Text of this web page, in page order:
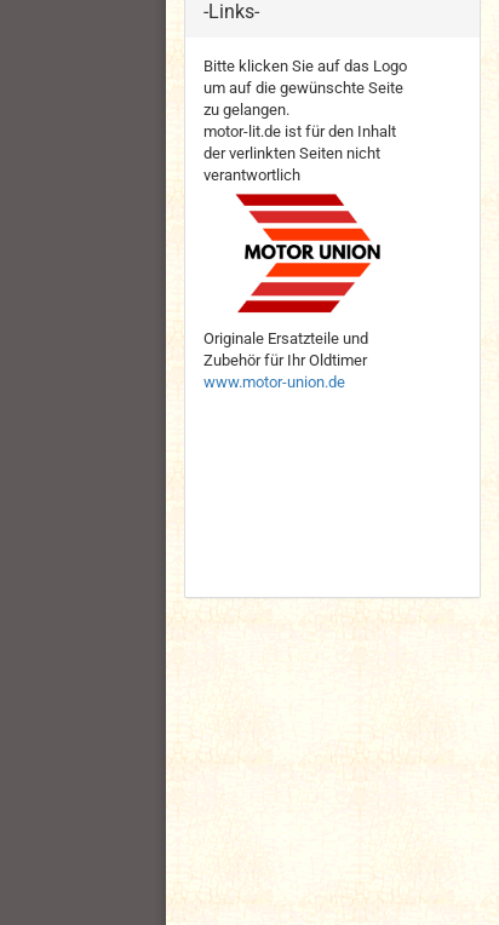
-Links-
Bitte klicken Sie auf das Logo
um auf die gewünschte Seite
zu gelangen.
motor-lit.de ist für den Inhalt
der verlinkten Seiten nicht
verantwortlich
Originale Ersatzteile und
Zubehör für Ihr Oldtimer
www.motor-union.de